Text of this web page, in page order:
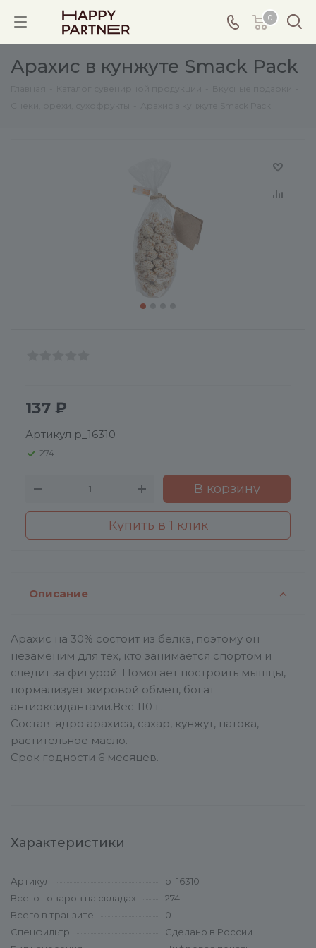
0
Арахис в кунжуте Smack Pack
137 ₽
Артикул p_16310
274
В корзину
Купить в 1 клик
Описание
Арахис на 30% состоит из белка, поэтому он
незаменим для тех, кто занимается спортом и
следит за фигурой. Помогает построить мышцы,
нормализует жировой обмен, богат
антиоксидантами.Вес 110 г.
Состав: ядро арахиса, сахар, кунжут, патока,
растительное масло.
Срок годности 6 месяцев.
Характеристики
Артикул
p_16310
Всего товаров на складах
274
Всего в транзите
0
Спецфильтр
Сделано в России